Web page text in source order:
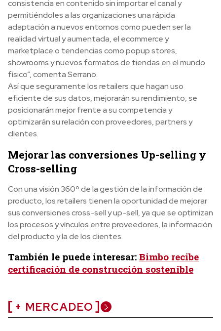
consistencia en contenido sin importar el canal y
permitiéndoles a las organizaciones una rápida
adaptación a nuevos entornos como pueden ser la
realidad virtual y aumentada, el ecommerce y
marketplace o tendencias como popup stores,
showrooms y nuevos formatos de tiendas en el mundo
físico”, comenta Serrano.
Así que seguramente los retailers que hagan uso
eficiente de sus datos, mejorarán su rendimiento, se
posicionarán mejor frente a su competencia y
optimizarán su relación con proveedores, partners y
clientes.
Mejorar las conversiones Up-selling y
Cross-selling
Con una visión 360º de la gestión de la información de
producto, los retailers tienen la oportunidad de mejorar
sus conversiones cross-sell y up-sell, ya que se optimizan
los procesos y vínculos entre proveedores, la información
del producto y la de los clientes.
También le puede interesar: Bimbo recibe
certificación de construcción sostenible
+ MERCADEO